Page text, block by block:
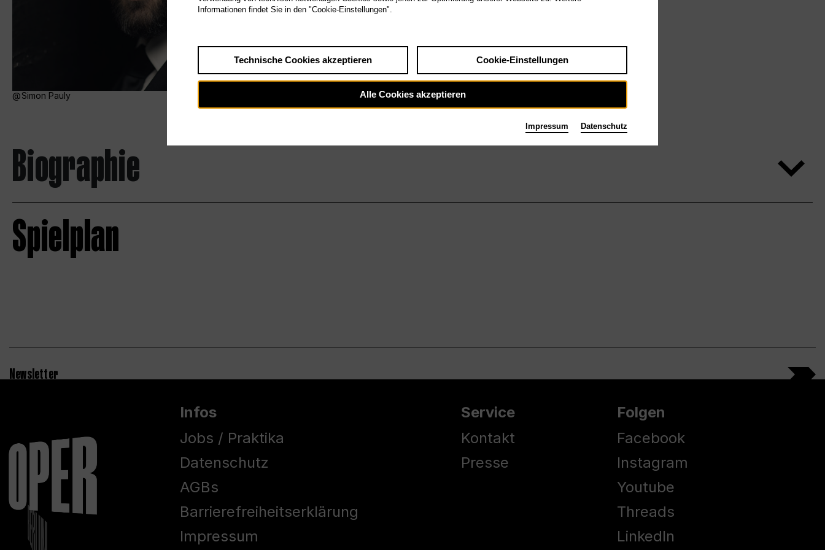
Simon Pauly
Biographie
Spielplan
Newsletter
Infos
Jobs / Praktika
Datenschutz
AGBs
Barrierefreiheitserklärung
Impressum
Service
Kontakt
Presse
Folgen
Facebook
Instagram
Youtube
Threads
LinkedIn
Informationen findet Sie in den "Cookie-Einstellungen".
Technische Cookies akzeptieren Cookie-Einstellungen
Alle Cookies akzeptieren
Impressum Datenschutz